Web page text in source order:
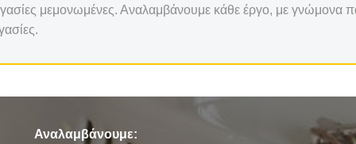
μεμονωμένες. Αναλαμβάνουμε κάθε έργο, με γνώμονα
Αναλαμβάνουμε: